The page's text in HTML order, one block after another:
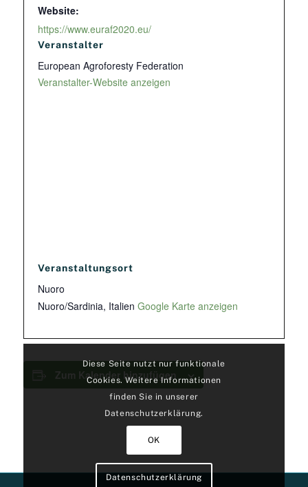
Website:
https://www.euraf2020.eu/
Veranstalter
European Agroforesty Federation
Veranstalter-Website anzeigen
Veranstaltungsort
Nuoro
Nuoro/Sardinia, Italien Google Karte anzeigen
Zum Kalender hinzufügen
Diese Seite nutzt nur funktionale
Cookies. Weitere Informationen
finden Sie in unserer
Datenschutzerklärung.
OK
Datenschutzerklärung